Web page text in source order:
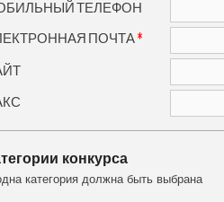
ТЕЛЕФОН
ПОЧТА*
конкурса
категория должна быть выбрана